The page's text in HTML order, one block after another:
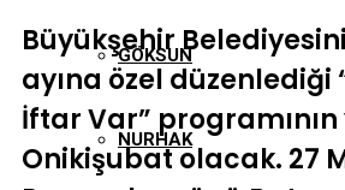
GÖKSUN
NURHAK
Büyükşehir
ayına özel düzenlediği
İftar Var”
Onikişubat olacak. 27